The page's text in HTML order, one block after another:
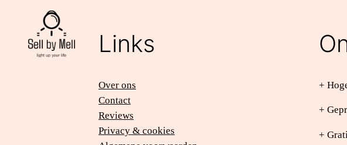
Links
Over ons
Contact
Reviews
Privacy & cookies
+
+
+